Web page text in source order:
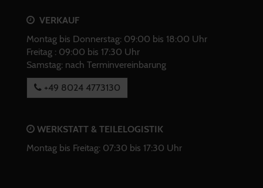
VERKAUF
Montag bis Donnerstag: 09:00 bis 18:00 Uhr
Freitag : 09:00 bis 17:30 Uhr
Samstag: nach Terminvereinbarung
+49 8024 4773130
WERKSTATT & TEILELOGISTIK
Montag bis Freitag: 07:30 bis 17:30 Uhr